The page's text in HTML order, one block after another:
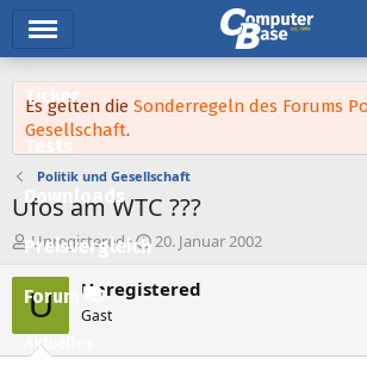
Ticker
Tests
Downloads
Preisvergleich
Forum
Aktuelles
Es gelten die Sonderregeln des Forums
Gesellschaft.
Politik und Gesellschaft
Ufos am WTC ???
E
s
t
Unregistered
E
s
20. Januar 2002
U Unregistered
Gast